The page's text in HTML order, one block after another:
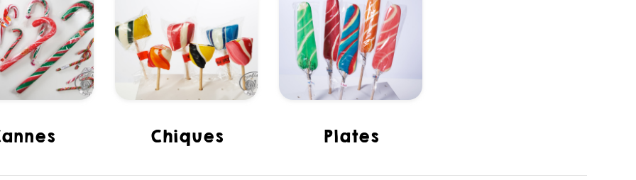
cannes chiques plates